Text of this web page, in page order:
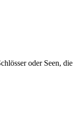
oder Seen, die